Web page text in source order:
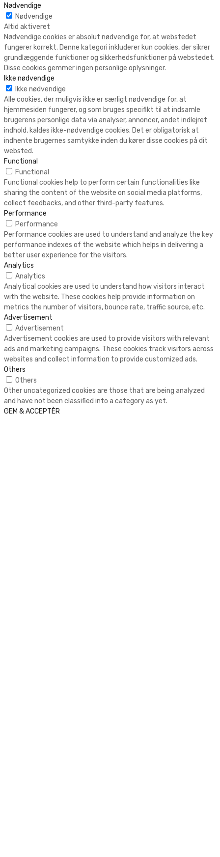
Nødvendige
Nødvendige
Altid aktiveret
Nødvendige cookies er absolut nødvendige for, at webstedet
fungerer korrekt. Denne kategori inkluderer kun cookies, der sikrer
grundlæggende funktioner og sikkerhedsfunktioner på webstedet.
Disse cookies gemmer ingen personlige oplysninger.
Ikke nødvendige
Ikke nødvendige
Alle cookies, der muligvis ikke er særligt nødvendige for, at
hjemmesiden fungerer, og som bruges specifikt til at indsamle
brugerens personlige data via analyser, annoncer, andet indlejret
indhold, kaldes ikke-nødvendige cookies. Det er obligatorisk at
indhente brugernes samtykke inden du kører disse cookies på dit
websted.
Functional
Functional
Functional cookies help to perform certain functionalities like
sharing the content of the website on social media platforms,
collect feedbacks, and other third-party features.
Performance
Performance
Performance cookies are used to understand and analyze the key
performance indexes of the website which helps in delivering a
better user experience for the visitors.
Analytics
Analytics
Analytical cookies are used to understand how visitors interact
with the website. These cookies help provide information on
metrics the number of visitors, bounce rate, traffic source, etc.
Advertisement
Advertisement
Advertisement cookies are used to provide visitors with relevant
ads and marketing campaigns. These cookies track visitors across
websites and collect information to provide customized ads.
Others
Others
Other uncategorized cookies are those that are being analyzed
and have not been classified into a category as yet.
GEM & ACCEPTÈR